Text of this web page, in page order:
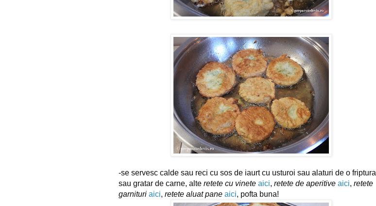
-se servesc calde sau reci cu sos de iaurt cu usturoi sau alaturi de o friptura
sau gratar de carne, a lte retete cu vinete aici, retete de aperitive aici, retete
garnituri aici, retete aluat pane aici, pofta buna!